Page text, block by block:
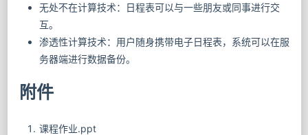
无处不在计算技术：日程表可以与一些朋友或同事进行交
互。
渗透性计算技术：用户随身携带电子日程表，系统可以在服
务器端进行数据备份。
附件
课程作业.ppt